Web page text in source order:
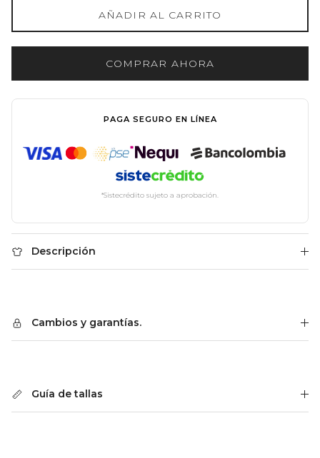
AÑADIR AL CARRITO
COMPRAR AHORA
PAGA SEGURO EN LÍNEA
*Sistecrédito sujeto a aprobación.
Descripción
Cambios y garantías.
Guía de tallas